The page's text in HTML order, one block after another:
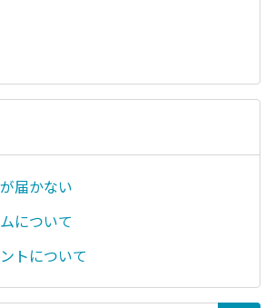
届かない
について
トについて